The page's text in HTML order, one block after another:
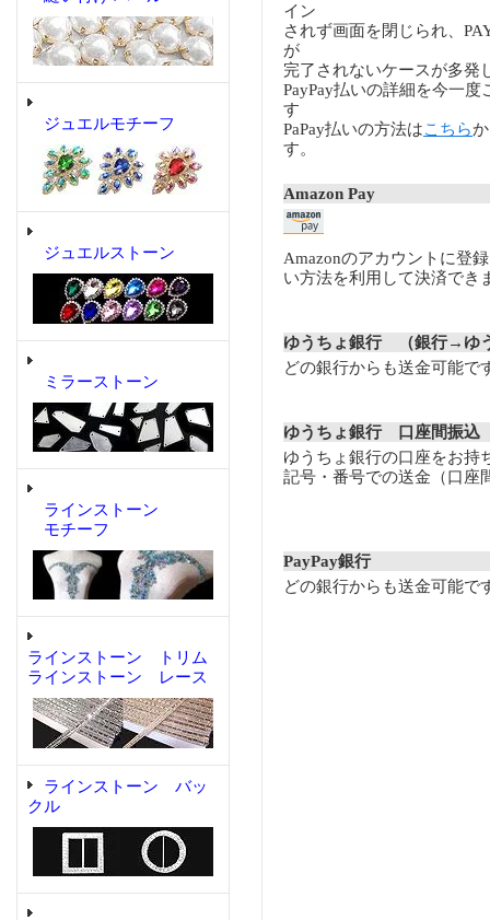
ジュエルモチーフ
ジュエルストーン
ミラーストーン
ラインストーン
モチーフ
ラインストーン トリム
ラインストーン レース
ラインストーン バッ
クル
イン
されず画面を閉じられ、
が
完了されないケースが多発
PayPay払いの詳細を今一度
す
PaPay払いの方法はこちら
す。
Amazon Pay
Amazonのアカウントに登
い方法を利用して決済でき
ゆうちょ銀行 （銀行→ゆ
どの銀行からも送金可能で
ゆうちょ銀行 口座間振込
ゆうちょ銀行の口座をお持
記号・番号での送金（口座
PayPay銀行
どの銀行からも送金可能で